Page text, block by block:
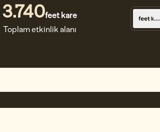
3.740feet kare
Feet Kare
Toplam etkinlik alanı
feet kare